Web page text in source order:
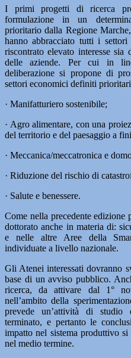
I primi progetti di ricerca
formulazione in un
prioritario dalla Regione
hanno abbracciato tutti i
riscontrato elevato interesse
delle aziende. Per cui in
deliberazione si propone di
settori economici definiti
· Manifatturiero sostenibile;
· Agro alimentare, con una
del territorio e del paesaggio a
· Meccanica/meccatronica e
· Riduzione del rischio di
· Salute e benessere.
Come nella precedente edizione
dottorato anche in materia di:
e nelle altre Aree della
individuate a livello nazionale.
Gli Atenei interessati dovranno
base di un avviso pubblico.
ricerca, da attivare dal 1°
nell’ambito della
prevede un’attività di studio
terminato, e pertanto le
impatto nel sistema produttivo
nel medio termine.